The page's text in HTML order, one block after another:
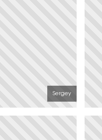
Sergey